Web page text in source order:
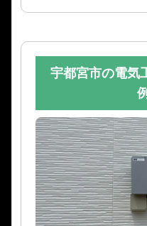
宇都宮市の電